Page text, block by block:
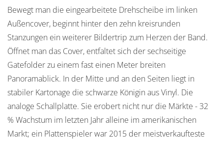
Bewegt man die eingearbeitete Drehscheibe im linken
Außencover, beginnt hinter den zehn kreisrunden
Stanzungen ein weiterer Bildertrip zum Herzen der Band.
Öffnet man das Cover, entfaltet sich der sechseitige
Gatefolder zu einem fast einen Meter breiten
Panoramablick. In der Mitte und an den Seiten liegt in
stabiler Kartonage die schwarze Königin aus Vinyl. Die
analoge Schallplatte. Sie erobert nicht nur die Märkte - 32
% Wachstum im letzten Jahr alleine im amerikanischen
Markt; ein Plattenspieler war 2015 der meistverkaufteste